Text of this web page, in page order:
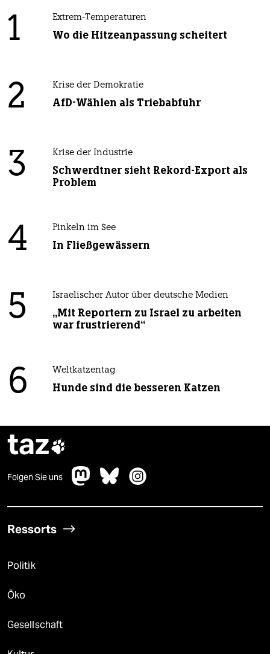
1 Extrem-Temperaturen
Wo die Hitzeanpassung scheitert
2 Krise der Demokratie
AfD-Wählen als Triebabfuhr
3 Krise der Industrie
Schwerdtner sieht Rekord-Export als
Problem
4 Pinkeln im See
In Fließgewässern
5 Israelischer Autor über deutsche Medien
„Mit Reportern zu Israel zu arbeiten
war frustrierend“
6 Weltkatzentag
Hunde sind die besseren Katzen
taz
Folgen Sie uns
Ressorts
Politik
Öko
Gesellschaft